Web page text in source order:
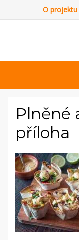
O projektu
Plněné
příloha